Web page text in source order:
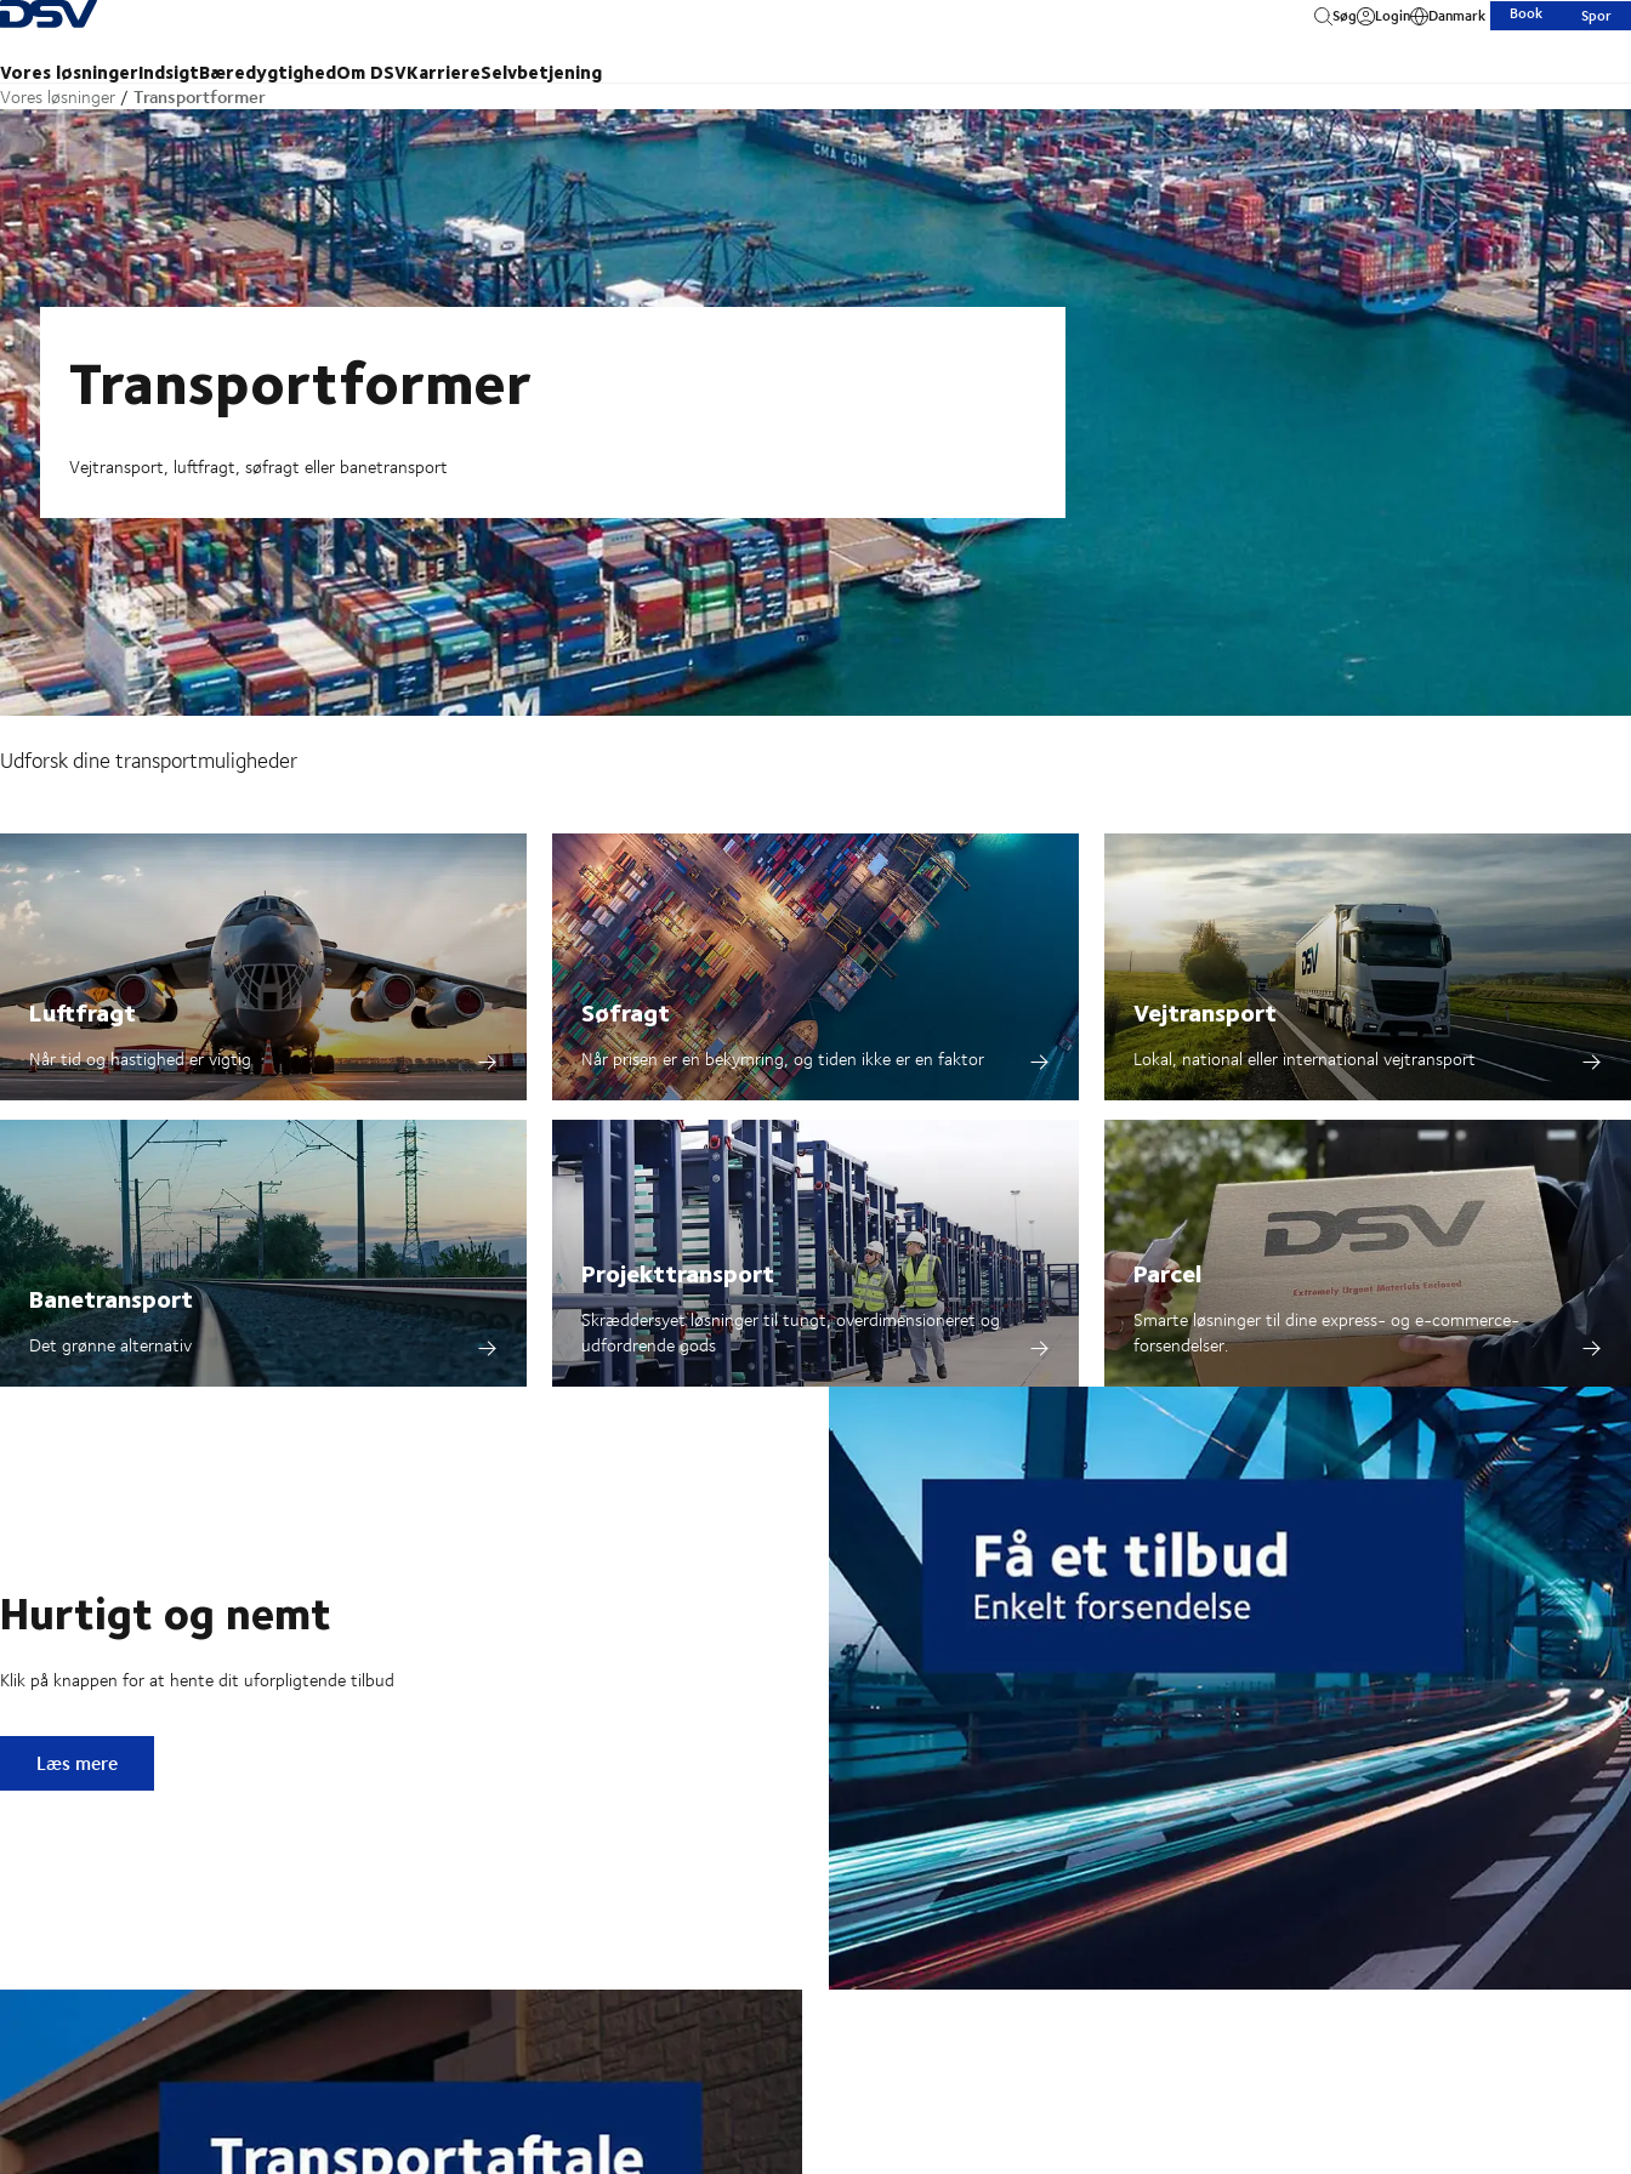
Tilbage til forsiden
Vores løsningerIndsigtBæredygtighedOm DSVKarriereSelvbetjening
Søg Login Danmark Book Spor
Vores løsninger Transportformer
Transportformer
Vejtransport, luftfragt, søfragt eller banetransport
Udforsk dine transportmuligheder
Luftfragt
Når tid og hastighed er vigtig
Søfragt
Når prisen er en bekymring, og tiden ikke er en faktor
Vejtransport
Lokal, national eller international vejtransport
Banetransport
Det grønne alternativ
Projekttransport
Skræddersyet løsninger til tungt, overdimensioneret og
udfordrende gods
Parcel
Smarte løsninger til dine express- og e-commerce-
forsendelser.
Hurtigt og nemt
Klik på knappen for at hente dit uforpligtende tilbud
Hurtigt og nemt
Læs mere